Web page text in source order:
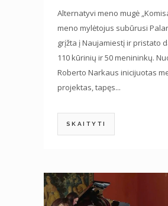
Alternatyvi meno mugė
meno mylėtojus subūrusi
grįžta į Naujamiestį ir pristato
110 kūrinių ir 50 menininkų.
Roberto Narkaus inicijuotas
projektas, tapęs...
SKAITYTI